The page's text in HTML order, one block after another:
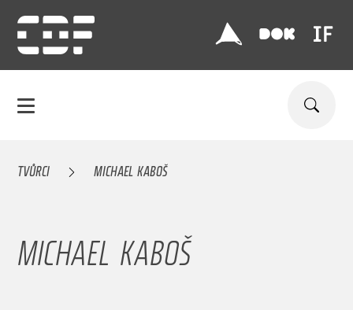
TVŮRCI MICHAEL KABOŠ
MICHAEL KABOŠ